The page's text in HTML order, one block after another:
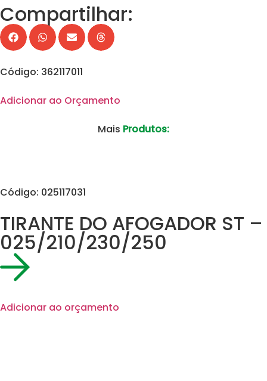
Compartilhar:
Código: 362117011
Adicionar ao Orçamento
Mais Produtos:
Código: 025117031
TIRANTE DO AFOGADOR ST –
025/210/230/250
Adicionar ao orçamento